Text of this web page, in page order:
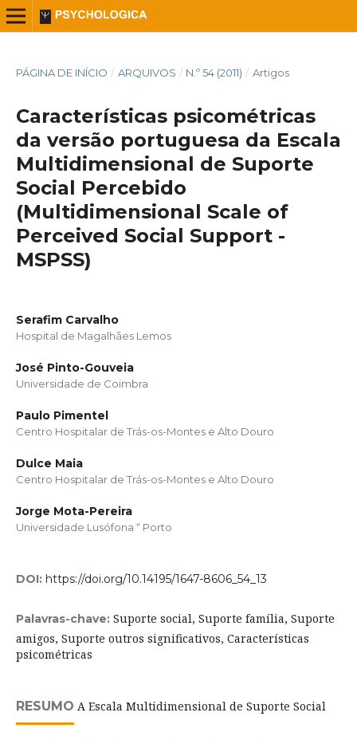
PÁGINA DE INÍCIO / ARQUIVOS / N.º 54 (2011) / Artigos
Características psicométricas
da versão portuguesa da Escala
Multidimensional de Suporte
Social Percebido
(Multidimensional Scale of
Perceived Social Support -
MSPSS)
Serafim Carvalho
Hospital de Magalhães Lemos
José Pinto-Gouveia
Universidade de Coimbra
Paulo Pimentel
Centro Hospitalar de Trás-os-Montes e Alto Douro
Dulce Maia
Centro Hospitalar de Trás-os-Montes e Alto Douro
Jorge Mota-Pereira
Universidade Lusófona “ Porto
DOI: https://doi.org/10.14195/1647-8606_54_13
Palavras-chave: Suporte social, Suporte família, Suporte
amigos, Suporte outros significativos, Características
psicométricas
RESUMO A Escala Multidimensional de Suporte Social